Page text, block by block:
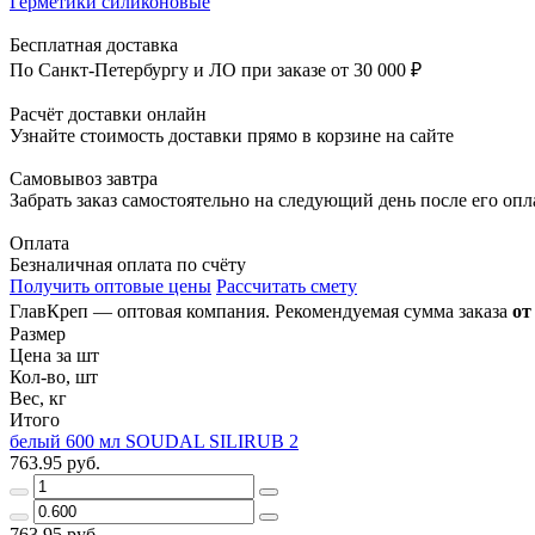
Бесплатная доставка
По Санкт-Петербургу и ЛО при заказе от 30 000 ₽
Расчёт доставки онлайн
Узнайте стоимость доставки прямо в корзине на сайте
Самовывоз завтра
Забрать заказ самостоятельно на следующий день после его
Оплата
Безналичная оплата по счёту
Получить оптовые цены Рассчитать смету
ГлавКреп — оптовая компания. Рекомендуемая сумма заказа
Размер
Цена за шт
Кол-во, шт
Вес, кг
Итого
белый 600 мл SOUDAL SILIRUB 2
763.95 руб.